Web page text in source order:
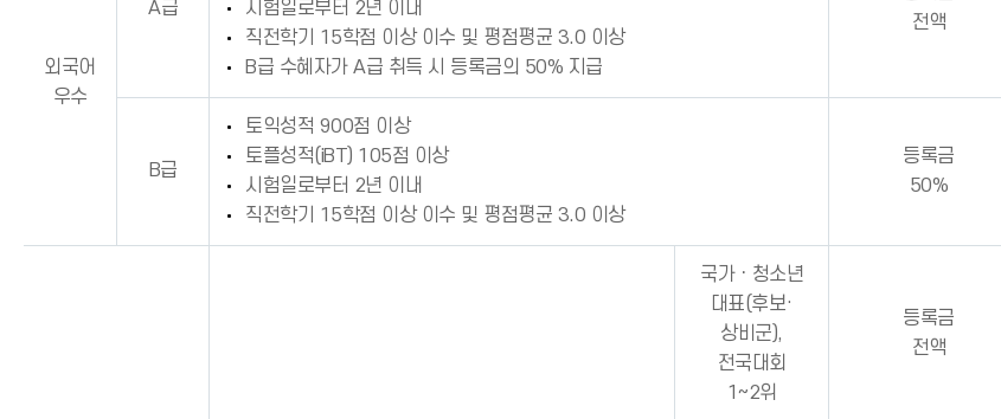
외국어
우수
A급
시험일로부터 2년 이내
직전학기 15학점 이상 이수 및 평점평균 3.0 이상
B급 수혜자가 A급 취득 시 등록금의 50% 지급
전액
B급
토익성적 900점 이상
토플성적(iBT) 105점 이상
시험일로부터 2년 이내
직전학기 15학점 이상 이수 및 평점평균 3.0 이상
등록금
50%
국가ㆍ청소년
대표(후보·
상비군),
전국대회
1~2위
등록금
전액